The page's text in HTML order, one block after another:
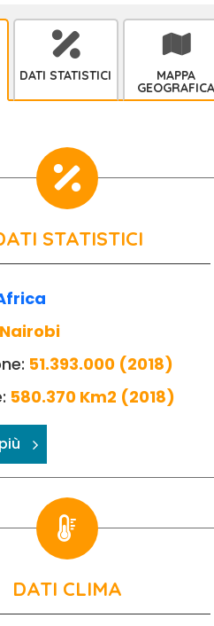
DATI STATISTICI MAPPA
GEOGRAFICA
STATISTICI
Nairobi
51.393.000 (2018)
580.370 Km2 (2018)
DATI CLIMA